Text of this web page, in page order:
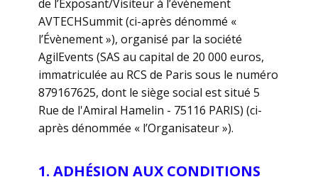
de l’Exposant/Visiteur à l’évènement
AVTECHSummit (ci-après dénommé «
l’Évènement »), organisé par la société
AgilEvents (SAS au capital de 20 000 euros,
immatriculée au RCS de Paris sous le numéro
879167625, dont le siège social est situé 5
Rue de l'Amiral Hamelin - 75116 PARIS) (ci-
après dénommée « l’Organisateur »).
1. ADHÉSION AUX CONDITIONS